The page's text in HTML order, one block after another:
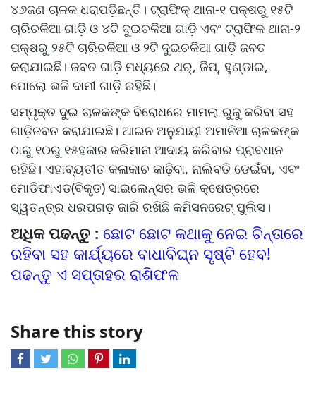
୪୬ଜଣ ଚାଳକ ଧରାପଡ଼ିଛନ୍ତି। ଟ୍ରାଫିକ୍‌‌ ଥାନା-୧ ପକ୍ଷରୁ ୧୫ଟି
ଚାରିଚକିଆ ଗାଡ଼ି ଓ ୪ଟି ଦୁଇଚକିଆ ଗାଡ଼ି ଏବଂ ଟ୍ରାଫିକ ଥାନା-୨
ପକ୍ଷରୁ ୨୫ଟି ଚାରିଚକିଆ ଓ ୨ଟି ଦୁଇଚକିଆ ଗାଡ଼ି ଜବତ
କରାଯାଇଛି। ଜବତ ଗାଡ଼ି ମଧ୍ୟରେ ଥର୍‌‌, ଜିପ୍‌‌, ହୁଣ୍ଡାଇ,
ପୋଲୋ ଭଳି ଦାମୀ ଗାଡ଼ି ରହିଛି।
ସମ୍ପୃକ୍ତ ଦୁଇ ଚାଳକଙ୍କ ବିରୋଧରେ ମାମଲା ରୁଜୁ କରିବା ସହ
ଗାଡ଼ିଜବତ କରାଯାଇଛି। ଆଇନ ଅନୁଯାୟୀ ଅମାନିଆ ଚାଳକଙ୍କ
ଠାରୁ ୧୦ରୁ ୧୫ହଜାର ଜରିମାନା ଆଦାୟ କରିବାର ପ୍ରାବଧାନ
ରହିଛି। ଏହାବ୍ୟତୀତ କଳାକାଚ କାଢ଼ିବା, ନାଲିବତି ଡେଇଁବା, ଏବଂ
ମୋଡିଫାଏଡ(ବିକୃତ) ସାଇଲେନ୍ସର ଭଳି କ୍ଷେତ୍ରରେ
ସ୍ୱତନ୍ତ୍ର ଧରପଗଡ଼ ଜାରି ରଖିଛି କମିସନରେଟ୍‌‌ ପୁଲିସ।
ଅଧିକ ପଢନ୍ତୁ : ଛୋଟ ଛୋଟ କଥାକୁ ନେଇ ଚିନ୍ତାରେ
ରହିବା ସହ କାର୍ଯ୍ୟରେ ବାଧାବିଘ୍ନ ସୃଷ୍ଟି ହେବ!
ପଢନ୍ତୁ ଏ ସପ୍ତାହର ରାଶିଫଳ
Share this story